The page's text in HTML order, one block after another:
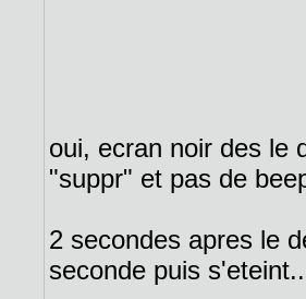
oui, ecran noir des le
"suppr" et pas de
2 secondes apres le
seconde puis